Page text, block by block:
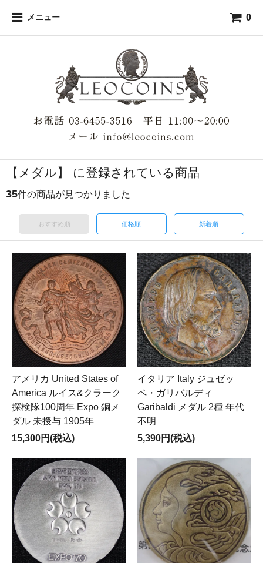
メニュー 0
【メダル】 に登録されている商品
35件の商品が見つかりました
おすすめ順 価格順 新着順
アメリカ United States of
America ルイス&クラーク
探検隊100周年 Expo 銅メ
ダル 未授与 1905年
15,300円(税込)
イタリア Italy ジュゼッ
ペ・ガリバルディ
Garibaldi メダル 2種 年代
不明
5,390円(税込)